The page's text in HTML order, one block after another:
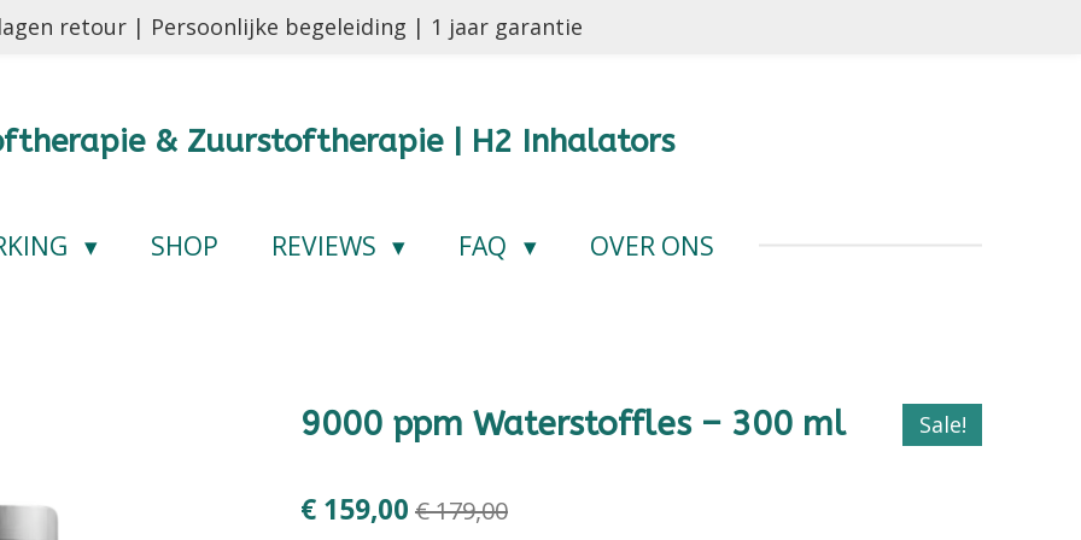
retour | Persoonlijke begeleiding | 1 jaar garantie
& Zuurstoftherapie | H2 Inhalators
SHOP REVIEWS FAQ OVER ONS
9000 ppm Waterstoffles – 300 ml Sale!
€ 159,00 € 179,00